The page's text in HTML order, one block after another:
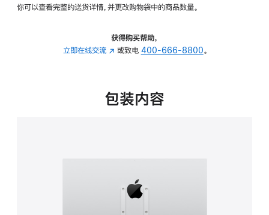
转
的
你可以查看完整的送货详情，并更改购物袋中的商品数量。
获得购买帮助，
立即在线交流 (在
中
或致电 400-666-8800。
包装内容